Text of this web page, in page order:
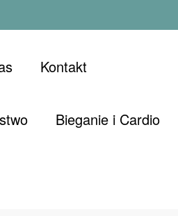
Kontakt
Bieganie i Cardio